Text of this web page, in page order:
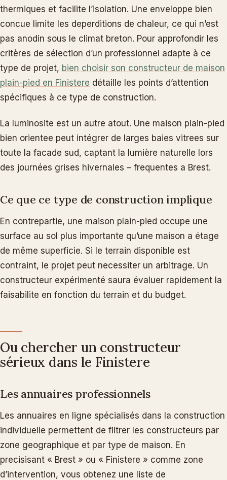
thermiques et facilite l’isolation. Une enveloppe bien
concue limite les deperditions de chaleur, ce qui n’est
pas anodin sous le climat breton. Pour approfondir les
critères de sélection d’un professionnel adapte à ce
type de projet, bien choisir son constructeur de maison
plain-pied en Finistere détaille les points d’attention
spécifiques à ce type de construction.
La luminosite est un autre atout. Une maison plain-pied
bien orientee peut intégrer de larges baies vitrees sur
toute la facade sud, captant la lumière naturelle lors
des journées grises hivernales – frequentes a Brest.
Ce que ce type de construction implique
En contrepartie, une maison plain-pied occupe une
surface au sol plus importante qu’une maison a étage
de même superficie. Si le terrain disponible est
contraint, le projet peut necessiter un arbitrage. Un
constructeur expérimenté saura évaluer rapidement la
faisabilite en fonction du terrain et du budget.
Ou chercher un constructeur
sérieux dans le Finistere
Les annuaires professionnels
Les annuaires en ligne spécialisés dans la construction
individuelle permettent de filtrer les constructeurs par
zone geographique et par type de maison. En
precisisant « Brest » ou « Finistere » comme zone
d’intervention, vous obtenez une liste de